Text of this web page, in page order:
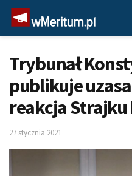
Trybunał
publikuje
reakcja
27 stycznia 2021